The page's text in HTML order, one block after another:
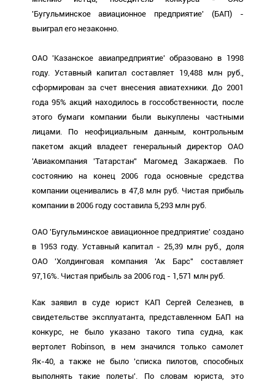
'Бугульминское авиационное предприятие' (БАП) -
выиграл его незаконно.
ОАО 'Казанское авиапредприятие' образовано в 1998
году. Уставный капитал составляет 19,488 млн руб.,
сформирован за счет внесения авиатехники. До 2001
года 95% акций находилось в госсобственности, после
этого бумаги компании были выкуплены частными
лицами. По неофициальным данным, контрольным
пакетом акций владеет генеральный директор ОАО
'Авиакомпания 'Татарстан'' Магомед Закаржаев. По
состоянию на конец 2006 года основные средства
компании оценивались в 47,8 млн руб. Чистая прибыль
компании в 2006 году составила 5,293 млн руб.
ОАО 'Бугульминское авиационное предприятие' создано
в 1953 году. Уставный капитал - 25,39 млн руб., доля
ОАО 'Холдинговая компания 'Ак Барс'' составляет
97,16%. Чистая прибыль за 2006 год - 1,571 млн руб.
Как заявил в суде юрист КАП Сергей Селезнев, в
свидетельстве эксплуатанта, представленном БАП на
конкурс, не было указано такого типа судна, как
вертолет Robinson, в нем значился только самолет
Як-40, а также не было 'списка пилотов, способных
выполнять такие полеты'. По словам юриста, это